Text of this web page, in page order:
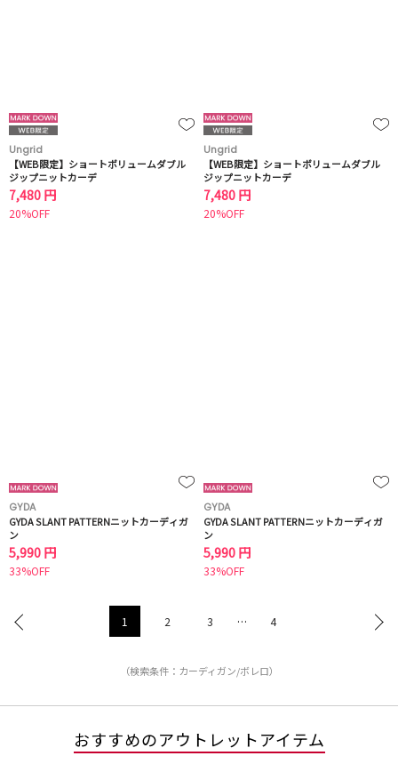
Ungrid
【WEB限定】ショートボリュームダブル
ジップニットカーデ
7,480 円
20%OFF
Ungrid
【WEB限定】ショートボリュームダブル
ジップニットカーデ
7,480 円
20%OFF
GYDA
GYDA SLANT PATTERNニットカーディガ
ン
5,990 円
33%OFF
GYDA
GYDA SLANT PATTERNニットカーディガ
ン
5,990 円
33%OFF
1 2 3 … 4
（検索条件：カーディガン/ボレロ）
おすすめのアウトレットアイテム